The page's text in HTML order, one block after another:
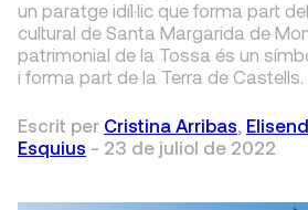
un paratge idíl·lic que forma part
cultural de Santa Margarida de
patrimonial de la Tossa és un
i forma part de la Terra de Castells.
Escrit per Cristina Arribas,
Esquius - 23 de juliol de 2022